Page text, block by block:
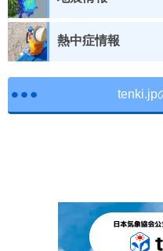
熱中症情報
tenki.jp